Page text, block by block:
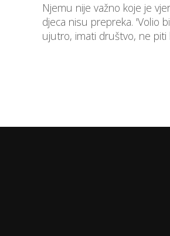
Njemu nije važno koje je
djeca nisu prepreka. 'Volio
ujutro, imati društvo, ne piti